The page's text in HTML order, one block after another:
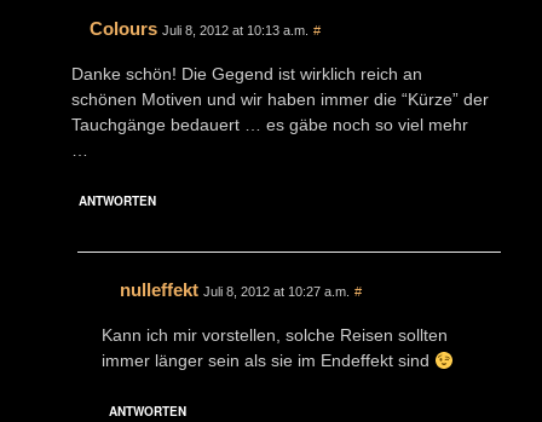
Colours Juli 8, 2012 at 10:13 a.m. #
Danke schön! Die Gegend ist wirklich reich an
schönen Motiven und wir haben immer die “Kürze” der
Tauchgänge bedauert … es gäbe noch so viel mehr
ANTWORTEN
nulleffekt Juli 8, 2012 at 10:27 a.m. #
Kann ich mir vorstellen, solche Reisen sollten
immer länger sein als sie im Endeffekt sind
ANTWORTEN